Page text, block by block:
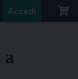
Accedi
a